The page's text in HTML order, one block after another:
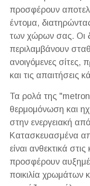
προσφέρουν
έντομα,
των χώρων σας. Οι
περιλαμβάνουν
ανοιγόμενες σίτες,
και τις απαιτήσεις
Τα ρολά της
θερμομόνωση και
στην ενεργειακή
Κατασκευασμένα
είναι ανθεκτικά
προσφέρουν
ποικιλία χρωμάτων